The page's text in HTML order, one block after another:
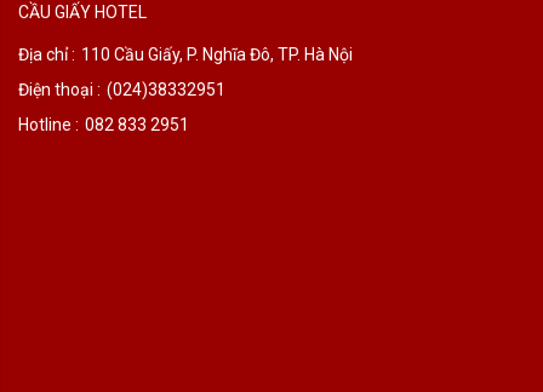
CẦU GIẤY HOTEL
Địa chỉ : 110 Cầu Giấy, P. Nghĩa Đô, TP. Hà Nội
Điện thoại : (024)38332951
Hotline : 082 833 2951